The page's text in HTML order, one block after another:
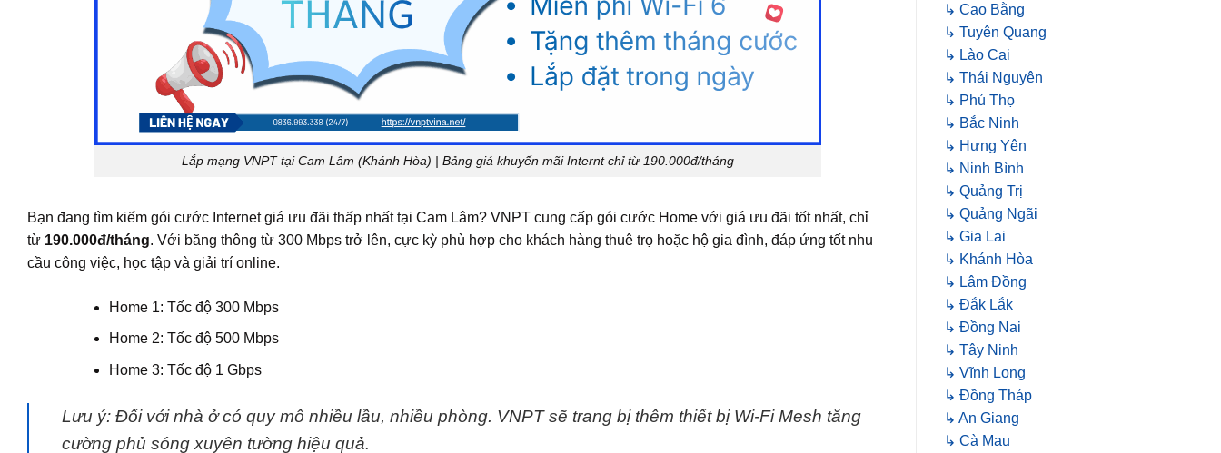
Lắp mạng VNPT tại Cam Lâm (Khánh Hòa) | Bảng giá khuyến mãi Internt chỉ từ 190.000đ/tháng
Bạn đang tìm kiếm gói cước Internet giá ưu đãi thấp nhất tại Cam Lâm? VNPT cung cấp gói cước Home với giá ưu đãi tốt nhất, chỉ
từ 190.000đ/tháng. Với băng thông từ 300 Mbps trở lên, cực kỳ phù hợp cho khách hàng thuê trọ hoặc hộ gia đình, đáp ứng tốt nhu
cầu công việc, học tập và giải trí online.
Home 1: Tốc độ 300 Mbps
Home 2: Tốc độ 500 Mbps
Home 3: Tốc độ 1 Gbps
Lưu ý: Đối với nhà ở có quy mô nhiều lầu, nhiều phòng. VNPT sẽ trang bị thêm thiết bị Wi-Fi Mesh tăng
cường phủ sóng xuyên tường hiệu quả.
↳ Cao Bằng
↳ Tuyên Quang
↳ Lào Cai
↳ Thái Nguyên
↳ Phú Thọ
↳ Bắc Ninh
↳ Hưng Yên
↳ Ninh Bình
↳ Quảng Trị
↳ Quảng Ngãi
↳ Gia Lai
↳ Khánh Hòa
↳ Lâm Đồng
↳ Đắk Lắk
↳ Đồng Nai
↳ Tây Ninh
↳ Vĩnh Long
↳ Đồng Tháp
↳ An Giang
↳ Cà Mau